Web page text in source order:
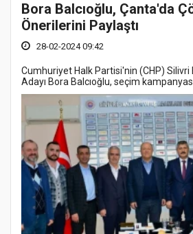
Bora Balcıoğlu, Çanta'da
Önerilerini Paylaştı
28-02-2024 09:42
Cumhuriyet Halk Partisi'nin (CHP) Silivri
Adayı Bora Balcıoğlu, seçim kampanyası